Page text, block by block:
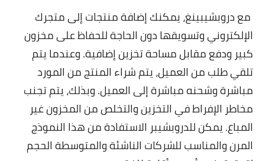
مع دروبشيبينغ، يمكنك إضافة منتجات إلى متجرك
الإلكتروني وتسويقها دون الحاجة للحفاظ على مخزون
كبير ودفع مقابل مساحة تخزين إضافية. وعندما يتم
تلقي طلب من العميل، يتم شراء المنتج من المورد
مباشرة وشحنه مباشرة إلى العميل. وبذلك، يتم تجنب
مخاطر الإفراط في التخزين والتخلص من المخزون غير
المباع. يمكن للدروبشيبر الاستفادة من هذا النموذج
المرن والمناسب للشركات الناشئة والمتوسطة الحجم